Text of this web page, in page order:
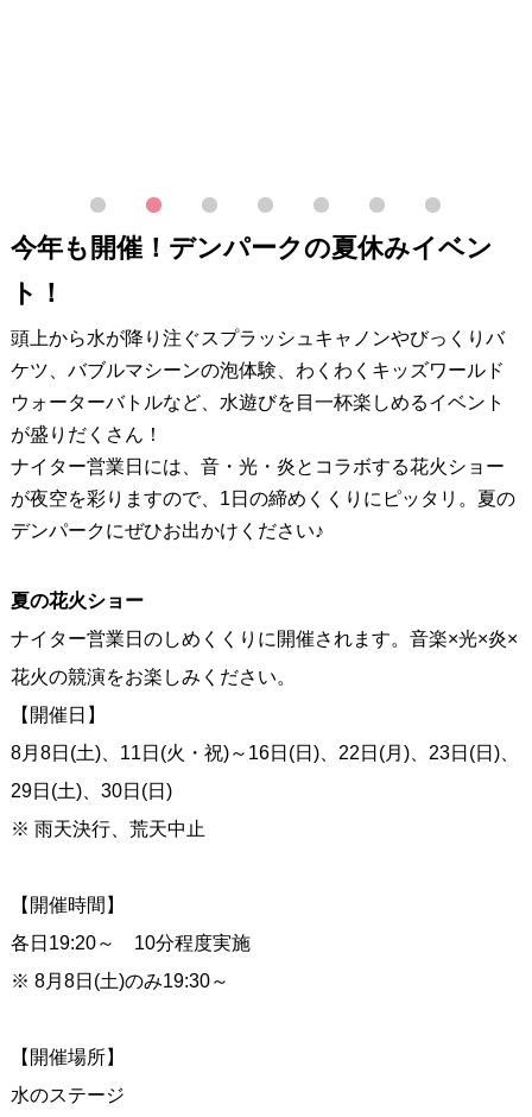
今年も開催！デンパークの夏休みイベン
ト！
頭上から水が降り注ぐスプラッシュキャノンやびっくりバ
ケツ、バブルマシーンの泡体験、わくわくキッズワールド
ウォーターバトルなど、水遊びを目一杯楽しめるイベント
が盛りだくさん！
ナイター営業日には、音・光・炎とコラボする花火ショー
が夜空を彩りますので、1日の締めくくりにピッタリ。夏の
デンパークにぜひお出かけください♪
夏の花火ショー
ナイター営業日のしめくくりに開催されます。音楽×光×炎×
花火の競演をお楽しみください。
【開催日】
8月8日(土)、11日(火・祝)～16日(日)、22日(月)、23日(日)、
29日(土)、30日(日)
※ 雨天決行、荒天中止
【開催時間】
各日19:20～ 10分程度実施
※ 8月8日(土)のみ19:30～
【開催場所】
水のステージ